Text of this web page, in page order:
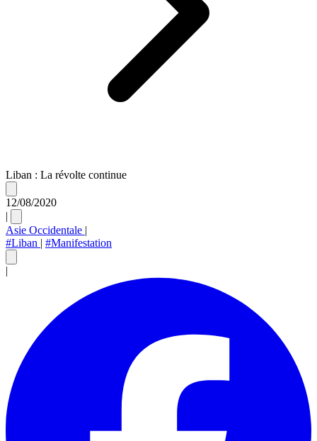
Liban : La révolte continue
12/08/2020
|
Asie Occidentale |
#Liban | #Manifestation
|